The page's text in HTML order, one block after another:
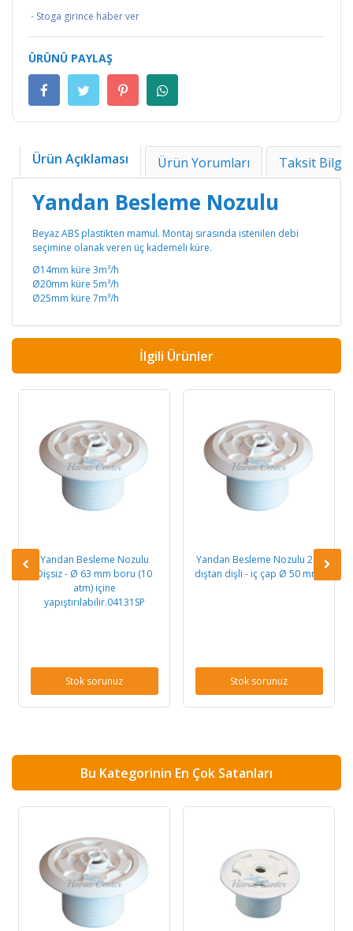
· Stoga girince haber ver
ÜRÜNÜ PAYLAŞ
Ürün Açıklaması Ürün Yorumları Taksit
Yandan Besleme Nozulu
Beyaz ABS plastikten mamul. Montaj sırasında istenilen debi
seçimine olanak veren üç kademeli küre.
Ø14mm küre 3m³/h
Ø20mm küre 5m³/h
Ø25mm küre 7m³/h
İlgili Ürünler
Yandan Besleme Nozulu
Dişsiz - Ø 63 mm boru (10
atm) içine
yapıştırılabilir.04131SP
Stok sorunuz
Yandan Besleme Nozulu 2" -
dıştan dişli - iç çap Ø 50 mm"
Stok sorunuz
Bu Kategorinin En Çok Satanları